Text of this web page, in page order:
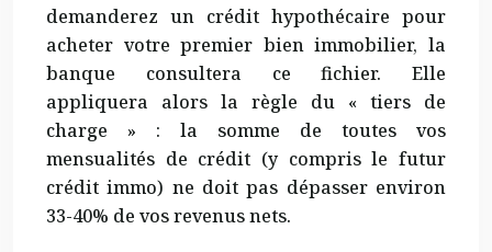
demanderez un crédit hypothécaire pour
acheter votre premier bien immobilier, la
banque consultera ce fichier. Elle
appliquera alors la règle du « tiers de
charge » : la somme de toutes vos
mensualités de crédit (y compris le futur
crédit immo) ne doit pas dépasser environ
33-40% de vos revenus nets.